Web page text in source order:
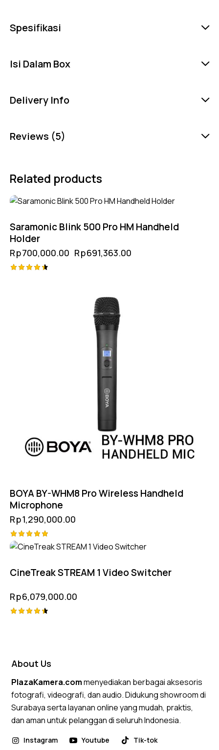
Spesifikasi
Isi Dalam Box
Delivery Info
Reviews (5)
Related products
Saramonic Blink 500 Pro HM Handheld
Holder
Rp700,000.00 Rp691,363.00
BOYA BY-WHM8 Pro Wireless Handheld
Microphone
Rp1,290,000.00
Rated
CineTreak STREAM 1 Video Switcher
Rp6,079,000.00
About Us
PlazaKamera.commenyediakan berbagai aksesoris
fotografi, videografi, dan audio. Didukung showroom di
Surabaya serta layanan online yang mudah, praktis,
dan aman untuk pelanggan di seluruh Indonesia.
Instagram Youtube Tik-tok